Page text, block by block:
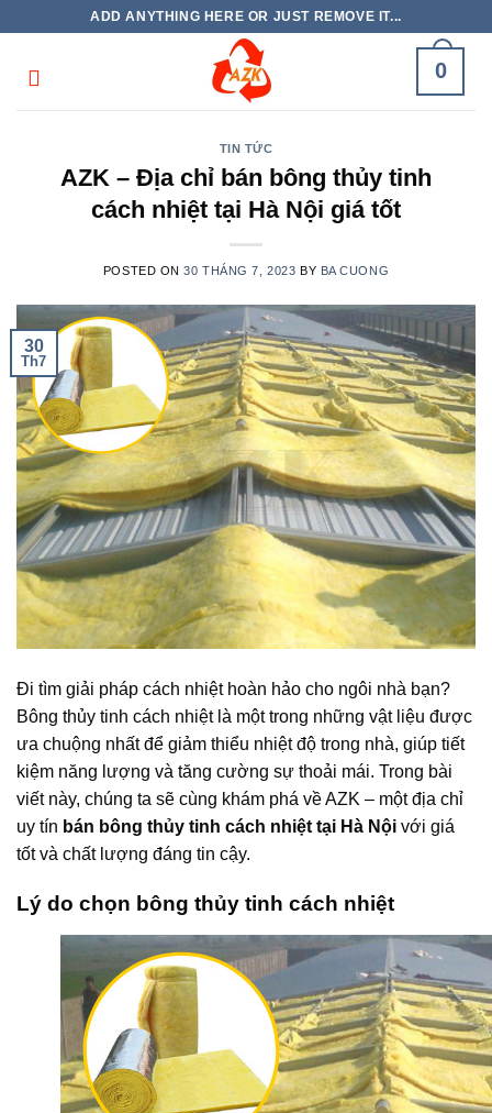
content
ADD ANYTHING HERE OR JUST REMOVE IT...
0
TIN TỨC
AZK – Địa chỉ bán bông thủy tinh
cách nhiệt tại Hà Nội giá tốt
POSTED ON30 THÁNG 7, 2023 BY BA CUONG
30
Th7
Đi tìm giải pháp cách nhiệt hoàn hảo cho ngôi nhà bạn?
Bông thủy tinh cách nhiệt là một trong những vật liệu được
ưa chuộng nhất để giảm thiểu nhiệt độ trong nhà, giúp tiết
kiệm năng lượng và tăng cường sự thoải mái. Trong bài
viết này, chúng ta sẽ cùng khám phá về AZK – một địa chỉ
uy tín bán bông thủy tinh cách nhiệt tại Hà Nội với giá
tốt và chất lượng đáng tin cậy.
Lý do chọn bông thủy tinh cách nhiệt